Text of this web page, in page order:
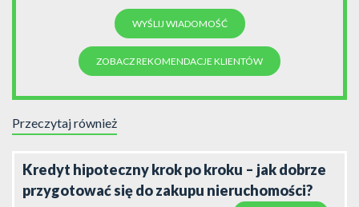
ZOBACZ REKOMENDACJE KLIENTÓW
Przeczytaj również
Kredyt hipoteczny krok po kroku – jak dobrze
przygotować się do zakupu nieruchomości?